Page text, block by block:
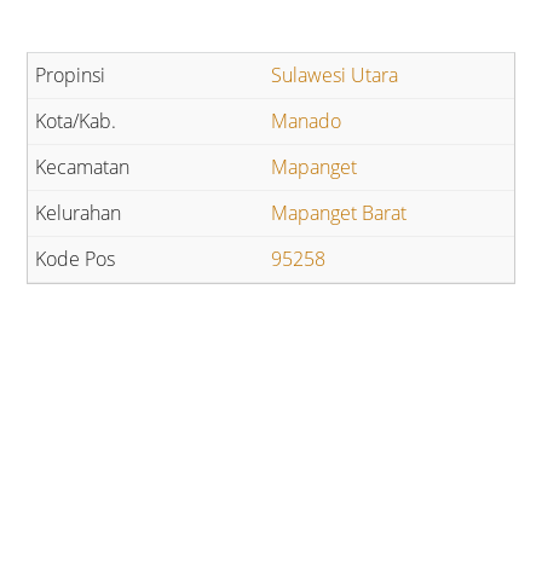
Sulawesi Utara
Manado
Mapanget
Mapanget Barat
95258